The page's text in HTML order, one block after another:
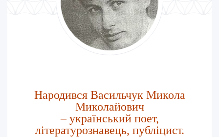
Народився Васильчук Микола
Миколайович
– український поет,
літературознавець, публіцист.